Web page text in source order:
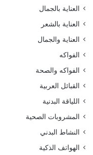
العناية بالجمال
العناية بالشعر
العناية والجمال
الفواكه
الفواكه والصحة
القبائل العربية
اللياقة البدنية
المشروبات الصحية
النشاط البدني
الهواتف الذكية